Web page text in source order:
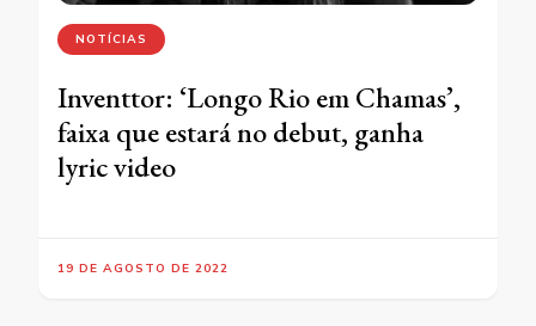
NOTÍCIAS
Inventtor: ‘Longo Rio em Chamas’,
faixa que estará no debut, ganha
lyric video
19 DE AGOSTO DE 2022